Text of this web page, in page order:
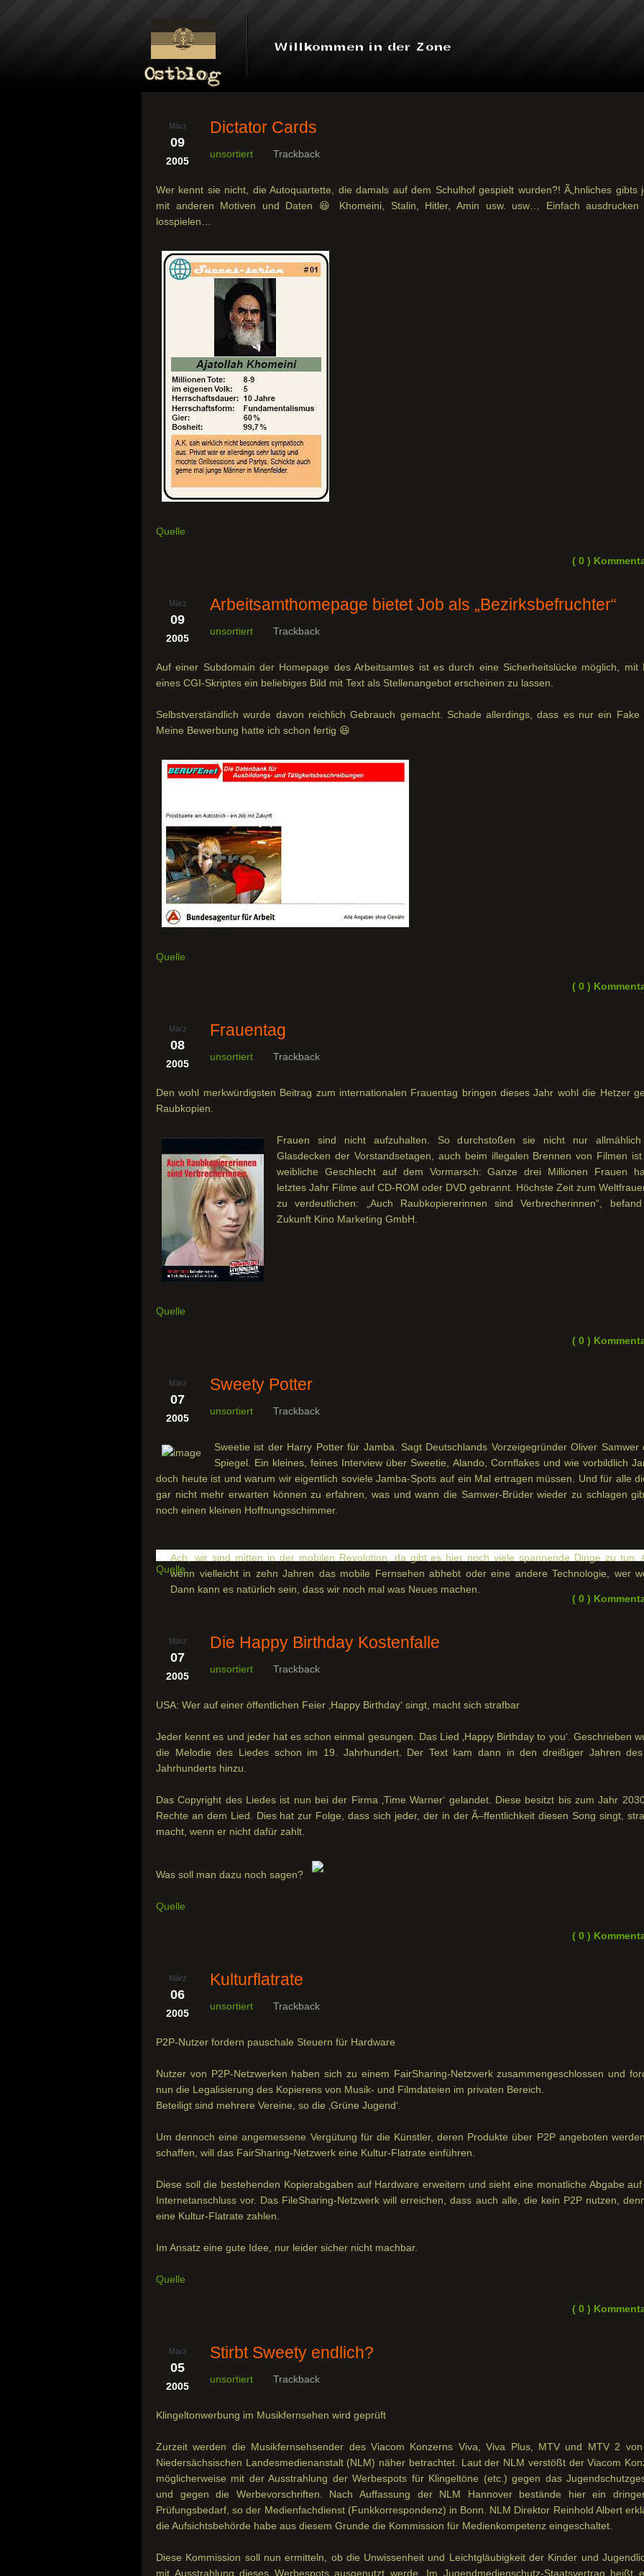
März
09
2005
Dictator Cards
unsortiert Trackback
Wer kennt sie nicht, die Autoquartette, die damals auf dem Schulhof gespielt wurden?! Ã„hnliches gibts
mit anderen Motiven und Daten 😆 Khomeini, Stalin, Hitler, Amin usw. usw… Einfach ausdrucken
losspielen…
Quelle
( 0 )
März
09
2005
Arbeitsamthomepage bietet Job als „Bezirksbefruchter“
unsortiert Trackback
Auf einer Subdomain der Homepage des Arbeitsamtes ist es durch eine Sicherheitslücke möglich, mit
eines CGI-Skriptes ein beliebiges Bild mit Text als Stellenangebot erscheinen zu lassen.
Selbstverständlich wurde davon reichlich Gebrauch gemacht. Schade allerdings, dass es nur ein Fake
Meine Bewerbung hatte ich schon fertig 😆
Quelle
( 0 )
März
08
2005
Frauentag
unsortiert Trackback
Den wohl merkwürdigsten Beitrag zum internationalen Frauentag bringen dieses Jahr wohl die Hetzer
Raubkopien.
Frauen sind nicht aufzuhalten. So durchstoßen sie nicht nur
Glasdecken der Vorstandsetagen, auch beim illegalen Brennen von Filmen
weibliche Geschlecht auf dem Vormarsch: Ganze drei Millionen Frauen
letztes Jahr Filme auf CD-ROM oder DVD gebrannt. Höchste Zeit zum
zu verdeutlichen: „Auch Raubkopiererinnen sind Verbrecherinnen“,
Zukunft Kino Marketing GmbH.
Quelle
( 0 )
März
07
2005
Sweety Potter
unsortiert Trackback
Sweetie ist der Harry Potter für Jamba. Sagt Deutschlands Vorzeigegründer Oliver Samwer
Spiegel. Ein kleines, feines Interview über Sweetie, Alando, Cornflakes und wie vorbildlich
doch heute ist und warum wir eigentlich soviele Jamba-Spots auf ein Mal ertragen müssen. Und für alle
gar nicht mehr erwarten können zu erfahren, was und wann die Samwer-Brüder wieder zu schlagen
noch einen kleinen Hoffnungsschimmer.
Ach, wir sind mitten in der mobilen Revolution, da gibt es hier noch viele spannende Dinge zu tun.
wenn vielleicht in zehn Jahren das mobile Fernsehen abhebt oder eine andere Technologie, wer
Dann kann es natürlich sein, dass wir noch mal was Neues machen.
Quelle
( 0 )
März
07
2005
Die Happy Birthday Kostenfalle
unsortiert Trackback
USA: Wer auf einer öffentlichen Feier ‚Happy Birthday‘ singt, macht sich strafbar
Jeder kennt es und jeder hat es schon einmal gesungen. Das Lied ‚Happy Birthday to you‘. Geschrieben
die Melodie des Liedes schon im 19. Jahrhundert. Der Text kam dann in den dreißiger Jahren des
Jahrhunderts hinzu.
Das Copyright des Liedes ist nun bei der Firma ‚Time Warner‘ gelandet. Diese besitzt bis zum Jahr
Rechte an dem Lied. Dies hat zur Folge, dass sich jeder, der in der Ã–ffentlichkeit diesen Song singt,
macht, wenn er nicht dafür zahlt.
Was soll man dazu noch sagen?
Quelle
( 0 )
März
06
2005
Kulturflatrate
unsortiert Trackback
P2P-Nutzer fordern pauschale Steuern für Hardware
Nutzer von P2P-Netzwerken haben sich zu einem FairSharing-Netzwerk zusammengeschlossen und
nun die Legalisierung des Kopierens von Musik- und Filmdateien im privaten Bereich.
Beteiligt sind mehrere Vereine, so die ‚Grüne Jugend‘.
Um dennoch eine angemessene Vergütung für die Künstler, deren Produkte über P2P angeboten
schaffen, will das FairSharing-Netzwerk eine Kultur-Flatrate einführen.
Diese soll die bestehenden Kopierabgaben auf Hardware erweitern und sieht eine monatliche Abgabe auf
Internetanschluss vor. Das FileSharing-Netzwerk will erreichen, dass auch alle, die kein P2P nutzen,
eine Kultur-Flatrate zahlen.
Im Ansatz eine gute Idee, nur leider sicher nicht machbar.
Quelle
( 0 )
März
05
2005
Stirbt Sweety endlich?
unsortiert Trackback
Klingeltonwerbung im Musikfernsehen wird geprüft
Zurzeit werden die Musikfernsehsender des Viacom Konzerns Viva, Viva Plus, MTV und MTV 2
Niedersächsischen Landesmedienanstalt (NLM) näher betrachtet. Laut der NLM verstößt der Viacom
möglicherweise mit der Ausstrahlung der Werbespots für Klingeltöne (etc.) gegen das
und gegen die Werbevorschriften. Nach Auffassung der NLM Hannover bestände hier ein
Prüfungsbedarf, so der Medienfachdienst (Funkkorrespondenz) in Bonn. NLM Direktor Reinhold Albert
die Aufsichtsbehörde habe aus diesem Grunde die Kommission für Medienkompetenz eingeschaltet.
Diese Kommission soll nun ermitteln, ob die Unwissenheit und Leichtgläubigkeit der Kinder und
mit Ausstrahlung dieses Werbespots ausgenutzt werde. Im Jugendmedienschutz-Staatsvertrag heißt